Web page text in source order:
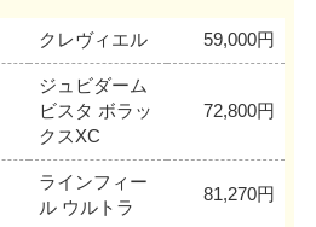
クレヴィエル 59,000円
ジュビダーム
ビスタ ボラッ
クスXC
72,800円
ラインフィー
ル ウルトラ
81,270円